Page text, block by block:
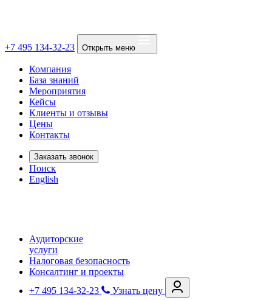
+7 495 134-32-23 Открыть меню
Компания
База знаний
Мероприятия
Кейсы
Клиенты и отзывы
Цены
Контакты
Заказать звонок
Поиск
English
Аудиторские
услуги
Налоговая безопасность
Консалтинг и проекты
+7 495 134-32-23
Узнать цену